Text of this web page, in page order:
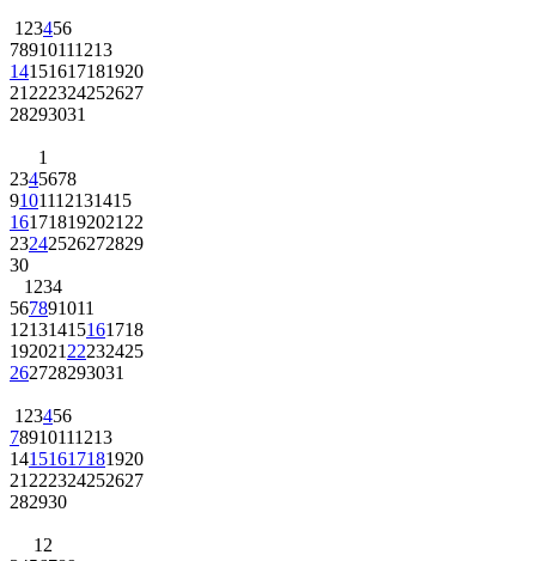
1 23456
78910111213
14151617181920
21 222324252627
28293031
1
2345678
9101112131415
161718192021 22
23242526272829
30
1 234
567891011
12131415161718
192021 22232425
262728293031
1 23456
78910111213
14151617181920
21 222324252627
282930
1 2